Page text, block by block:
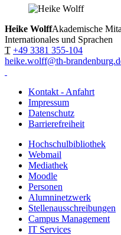
Heike WolffAkademische
Internationales und Sprachen
T +49 3381 355-104
heike.wolff@th-
Kontakt - Anfahrt
Impressum
Datenschutz
Barrierefreiheit
Hochschulbibliothek
Webmail
Mediathek
Moodle
Personen
Alumninetzwerk
Stellenausschreibungen
Campus Management
IT Services